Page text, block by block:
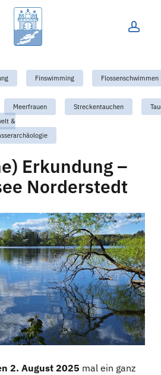
Finswimming
Flossenschwimmen
Meerfrauen Streckentauchen
&
Erkundung –
Norderstedt
2. August 2025 mal ein ganz